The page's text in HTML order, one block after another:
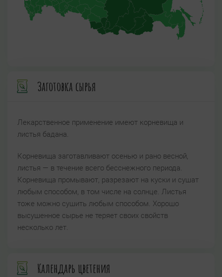
Заготовка сырья
Лекарственное применение имеют корневища и
листья бадана.
Корневища заготавливают осенью и рано весной,
листья — в течение всего бесснежного периода.
Корневища промывают, разрезают на куски и сушат
любым способом, в том числе на солнце. Листья
тоже можно сушить любым способом. Хорошо
высушенное сырье не теряет своих свойств
несколько лет.
Календарь цветения